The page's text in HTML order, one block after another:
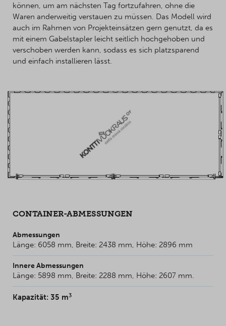
können, um am nächsten Tag fortzufahren, ohne die
Waren anderweitig verstauen zu müssen. Das Modell wird
auch im Rahmen von Projekteinsätzen gern genutzt, da es
mit einem Gabelstapler leicht seitlich hochgehoben und
verschoben werden kann, sodass es sich platzsparend
und einfach installieren lässt.
CONTAINER-ABMESSUNGEN
Abmessungen
Länge: 6058 mm, Breite: 2438 mm, Höhe: 2896 mm
Innere Abmessungen
Länge: 5898 mm, Breite: 2288 mm, Höhe: 2607 mm.
Kapazität: 35 m3